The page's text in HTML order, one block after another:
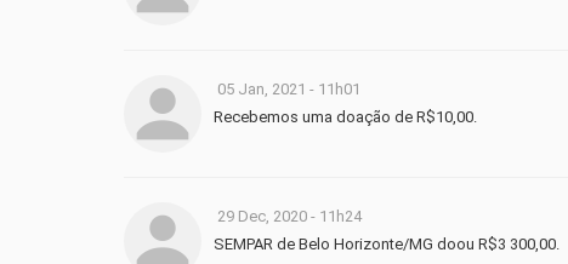
05 Jan, 2021 - 11h01
Recebemos uma doação de R$10,00.
29 Dec, 2020 - 11h24
SEMPAR de Belo Horizonte/MG doou R$3 300,00.